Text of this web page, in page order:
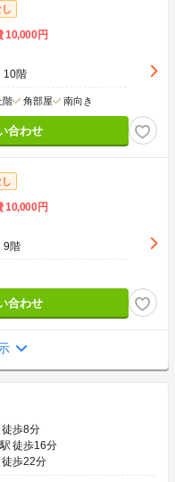
10,000円
10階
階 角部屋 南向き
合わせ
10,000円
9階
合わせ
徒歩8分
徒歩16分
徒歩22分